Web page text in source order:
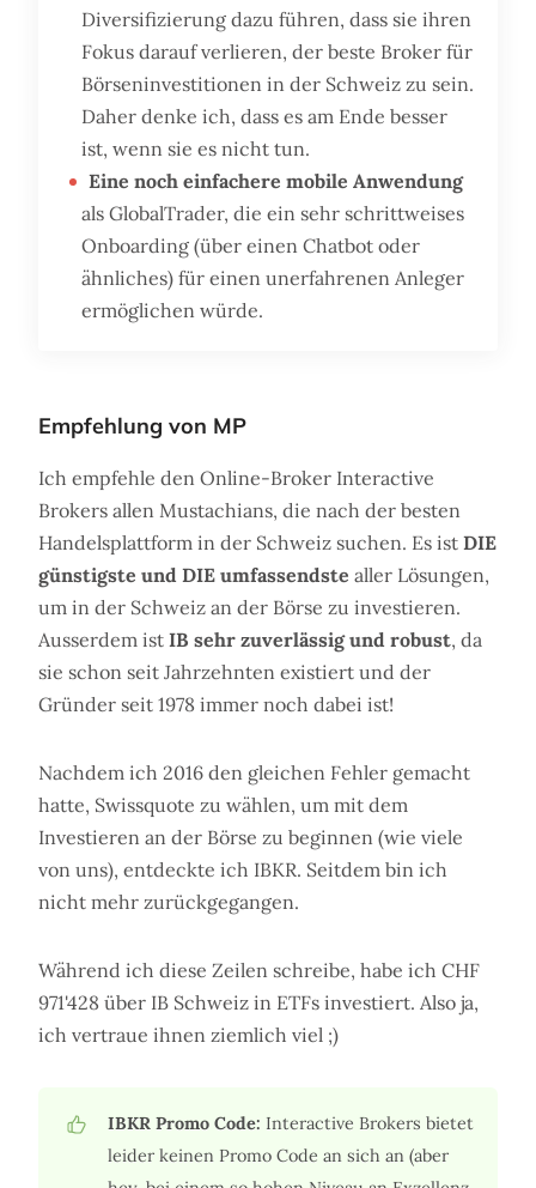
Diversifizierung dazu führen, dass sie ihren
Fokus darauf verlieren, der beste Broker für
Börseninvestitionen in der Schweiz zu sein.
Daher denke ich, dass es am Ende besser
ist, wenn sie es nicht tun.
Eine noch einfachere mobile Anwendung
als GlobalTrader, die ein sehr schrittweises
Onboarding (über einen Chatbot oder
ähnliches) für einen unerfahrenen Anleger
ermöglichen würde.
Empfehlung von MP
Ich empfehle den Online-Broker Interactive
Brokers allen Mustachians, die nach der besten
Handelsplattform in der Schweiz suchen. Es ist DIE
günstigste und DIE umfassendste aller Lösungen,
um in der Schweiz an der Börse zu investieren.
Ausserdem ist IB sehr zuverlässig und robust, da
sie schon seit Jahrzehnten existiert und der
Gründer seit 1978 immer noch dabei ist!
Nachdem ich 2016 den gleichen Fehler gemacht
hatte, Swissquote zu wählen, um mit dem
Investieren an der Börse zu beginnen (wie viele
von uns), entdeckte ich IBKR. Seitdem bin ich
nicht mehr zurückgegangen.
Während ich diese Zeilen schreibe, habe ich CHF
971'428 über IB Schweiz in ETFs investiert. Also ja,
ich vertraue ihnen ziemlich viel ;)
IBKR Promo Code: Interactive Brokers bietet
leider keinen Promo Code an sich an (aber